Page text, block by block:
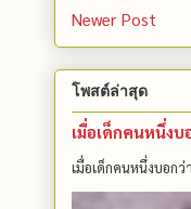
Newer Post
โพสต์ล่าสุด
เมื่อเด็กคนหนึ่ง
เมื่อเด็กคนหนึ่งบอก